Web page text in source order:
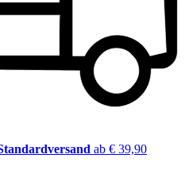
ab € 39,90